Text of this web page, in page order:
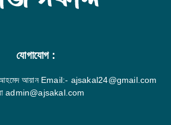
যোগাযোগ :
আহমেদ আয়ান Email:- ajsakal24@gmail.com
admin@ajsakal.com